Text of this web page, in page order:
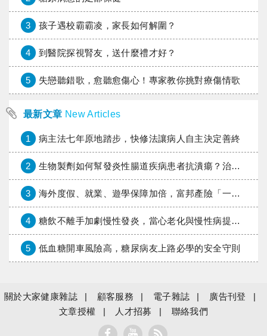
3 孩子遇校霸霸凌，家長如何解圍？
4 到醫院探視腎友，送什麼禮才好？
5 失戀聽錯歌，愈聽愈傷心！專家教你挑對療傷情歌
最新文章 New Articles
1 病主法七年原地踏步，快修法讓病人自主決定善終
2 生物製劑如何幫發炎性腸道疾病患者抗潰瘍？治療進展與健保給付困境一次看
3 海外度假、就業、遊學保障加倍，富邦產險「一期逐夢」專案加碼遠距醫療與緊急救援
4 糖飲不離手加劇慢性發炎，當心老化與慢性病提早報到
5 低血糖開車風險高，糖尿病友上路必學的安全守則
關於大家健康雜誌 顧客服務 電子雜誌
廣告刊登
文章授權
人才招募 聯絡我們